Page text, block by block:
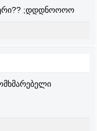
;დდდნოოოო